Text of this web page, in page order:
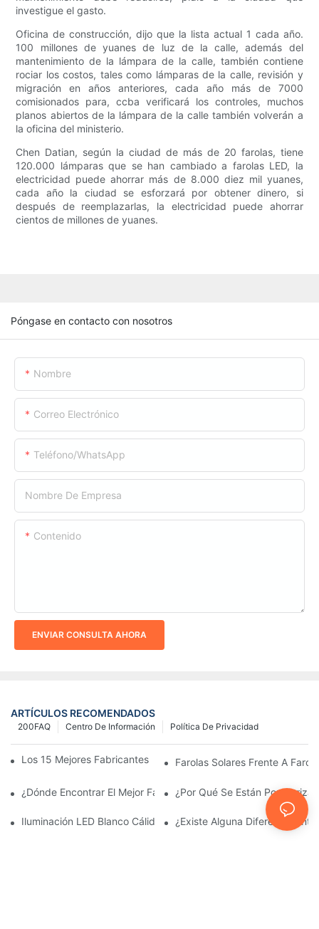
investigue el gasto.
Oficina de construcción, dijo que la lista actual 1 cada año.
100 millones de yuanes de luz de la calle, además del
mantenimiento de la lámpara de la calle, también contiene
rociar los costos, tales como lámparas de la calle, revisión y
migración en años anteriores, cada año más de 7000
comisionados para, ccba verificará los controles, muchos
planos abiertos de la lámpara de la calle también volverán a
la oficina del ministerio.
Chen Datian, según la ciudad de más de 20 farolas, tiene
120.000 lámparas que se han cambiado a farolas LED, la
electricidad puede ahorrar más de 8.000 diez mil yuanes,
cada año la ciudad se esforzará por obtener dinero, si
después de reemplazarlas, la electricidad puede ahorrar
cientos de millones de yuanes.
Póngase en contacto con nosotros
Nombre
Correo Electrónico
Teléfono/WhatsApp
Nombre De Empresa
Contenido
ENVIAR CONSULTA AHORA
ARTÍCULOS RECOMENDADOS
Política De Privacidad
Centro De Información
200FAQ
Los 15 Mejores Fabricantes De Farolas Solares Del Mundo
Farolas Solares Frente A
¿Dónde Encontrar El Mejor Fabricante De Farolas Solares?
¿Por Qué Se Están
Iluminación LED Blanco Cálido Vs. Blanco Suave
¿Existe Alguna Diferencia